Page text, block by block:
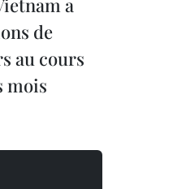
a
de
au cours
mois